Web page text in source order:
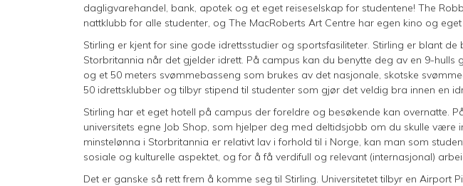
dagligvarehandel, bank, apotek og et eget reiseselskap for studentene! The
nattklubb for alle studenter, og The MacRoberts Art Centre har egen kino og eget
Stirling er kjent for sine gode idrettsstudier og sportsfasiliteter. Stirling er blant de
Storbritannia når det gjelder idrett. På campus kan du benytte deg av en 9-hulls
og et 50 meters svømmebasseng som brukes av det nasjonale, skotske
50 idrettsklubber og tilbyr stipend til studenter som gjør det veldig bra innen en
Stirling har et eget hotell på campus der foreldre og besøkende kan overnatte.
universitets egne Job Shop, som hjelper deg med deltidsjobb om du skulle være
minstelønna i Storbritannia er relativt lav i forhold til i Norge, kan man som
sosiale og kulturelle aspektet, og for å få verdifull og relevant (internasjonal)
Det er ganske så rett frem å komme seg til Stirling. Universitetet tilbyr en Airport